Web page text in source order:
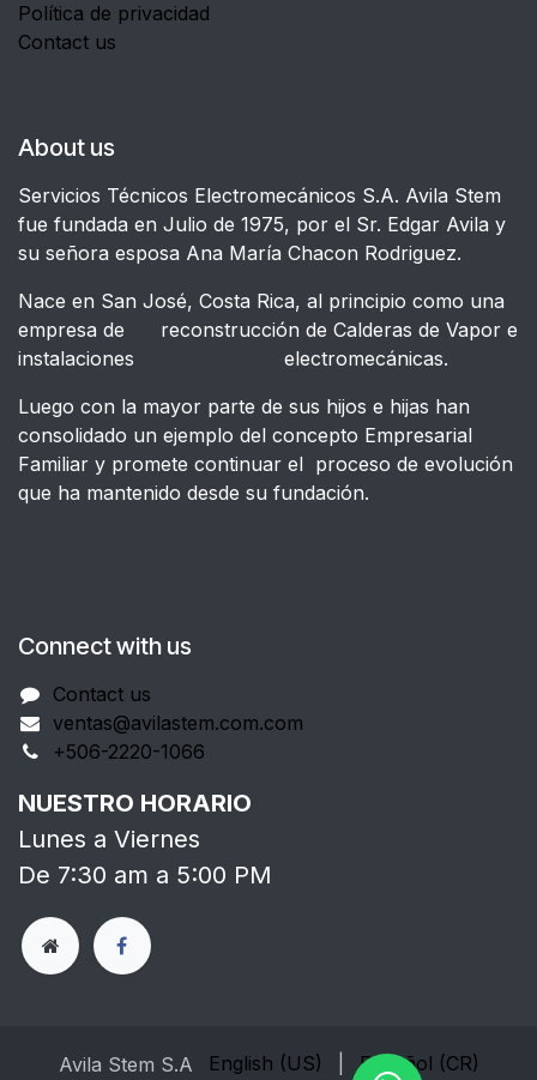
Política de privacidad
Contact us
About us
Servicios Técnicos Electromecánicos S.A. Avila Stem
fue fundada en Julio de 1975, por el Sr. Edgar Avila y
su señora esposa Ana María Chacon Rodriguez.
Nace en San José, Costa Rica, al principio como una
empresa de reconstrucción de Calderas de Vapor e
instalaciones electromecánicas.
Luego con la mayor parte de sus hijos e hijas han
consolidado un ejemplo del concepto Empresarial
Familiar y promete continuar el proceso de evolución
que ha mantenido desde su fundación.
Connect with us
Contact us
ventas@avilastem.com.com
+506-2220-1066
NUESTRO HORARIO
Lunes a Viernes
De 7:30 am a 5:00 PM
Avila Stem S.A English (US) Español (CR)